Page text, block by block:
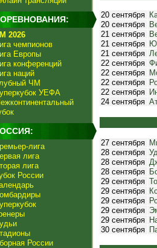
2026
чемпионов
Европы
конференций
наций
ЧМ
УЕФА
лига
лига
лига
России
России
20 сентября
20 сентября
21 сентября
21 сентября
21 сентября
22 сентября
22 сентября
22 сентября
22 сентября
24 сентября
27 сентября
28 сентября
28 сентября
28 сентября
29 сентября
29 сентября
29 сентября
29 сентября
29 сентября
30 сентября